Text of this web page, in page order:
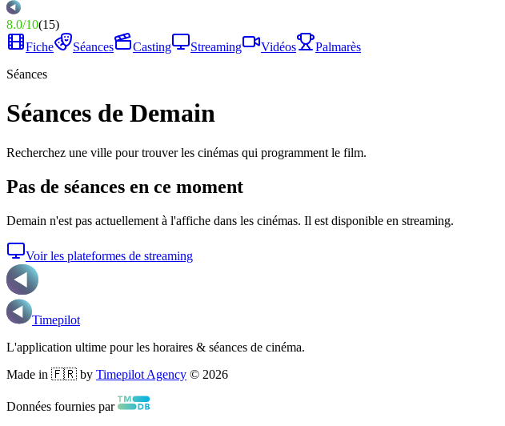
8.0/10(15)
Fiche
Séances Casting Streaming Vidéos
Palmarès
Séances
Séances de Demain
Recherchez une ville pour trouver les cinémas qui programment le film.
Pas de séances en ce moment
Demain n'est pas actuellement à l'affiche dans les cinémas. Il est disponible en streaming.
Voir les plateformes de streaming
Timepilot
L'application ultime pour les horaires & séances de cinéma.
Made in 🇫🇷 by Timepilot Agency © 2026
Données fournies par